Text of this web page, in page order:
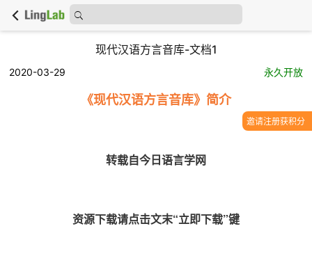
现代汉语方言音库-文档1
2020-03-29 永久开放
《现代汉语方言音库》简介
转载自今日语言学网
资源下载请点击文末“立即下载”键
邀请注册获积分